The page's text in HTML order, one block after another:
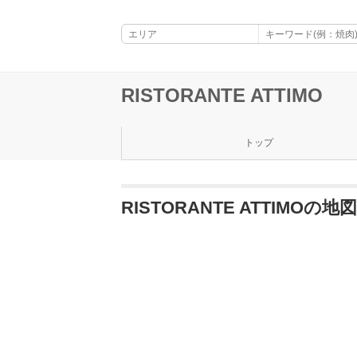
RISTORANTE ATTIMO
トップ
RISTORANTE ATTIMOの地図